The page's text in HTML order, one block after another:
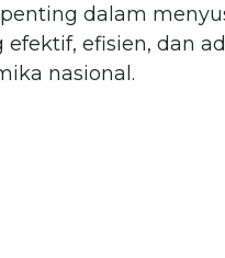
dalam
efektif, efisien, dan
nasional.